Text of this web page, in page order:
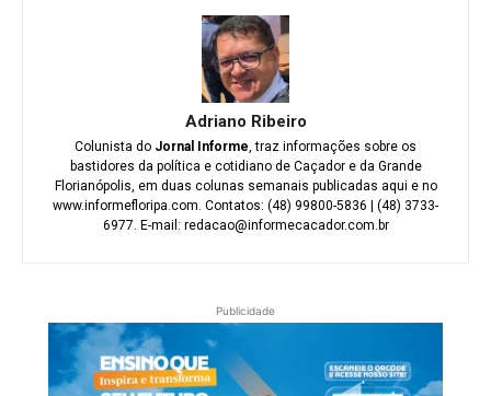
Adriano Ribeiro
Colunista do Jornal Informe, traz informações sobre os
bastidores da política e cotidiano de Caçador e da Grande
Florianópolis, em duas colunas semanais publicadas aqui e no
www.informefloripa.com. Contatos: (48) 99800-5836 | (48) 3733-
6977. E-mail: redacao@informecacador.com.br
Publicidade